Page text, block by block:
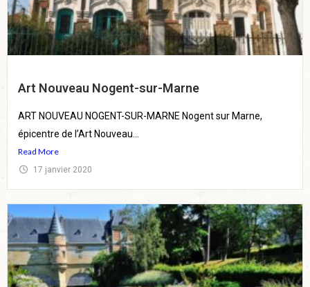
Art Nouveau Nogent-sur-Marne
ART NOUVEAU NOGENT-SUR-MARNE Nogent sur Marne,
épicentre de l’Art Nouveau...
Read More
17 janvier 2020